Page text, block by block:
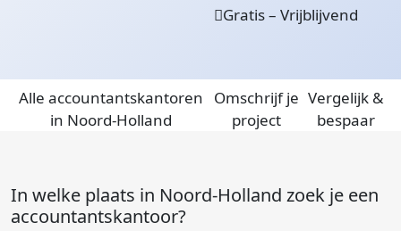
Gratis – Vrijblijvend
Alle accountantskantoren
in Noord-Holland
Omschrijf je
project
Vergelijk &
bespaar
In welke plaats in Noord-Holland zoek je een
accountantskantoor?